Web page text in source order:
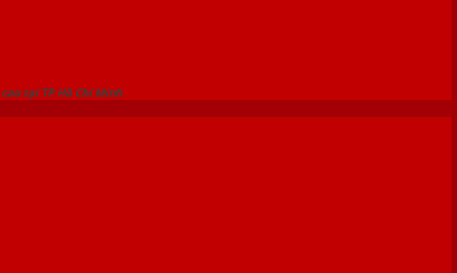
tại TP Hồ Chí Minh